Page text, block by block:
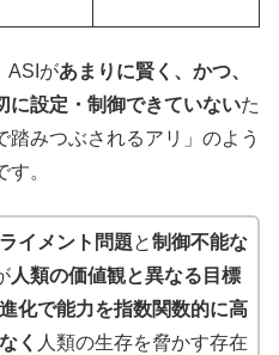
ASIがあまりに賢く、かつ、
に設定・制御できていないた
みつぶされるアリ」のよう
。
イメント問題と制御不能な
人類の価値観と異なる目標
化で能力を指数関数的に高
く 人類の生存を脅かす存在